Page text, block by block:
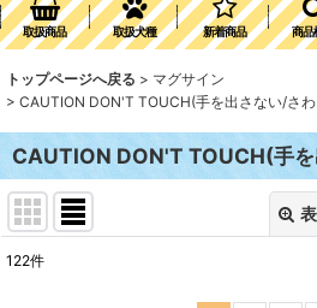
取扱商品 取扱犬種 新着商品 商品
トップページへ戻る > マグサイン
> CAUTION DON'T TOUCH(手を出さない/さ
CAUTION DON'T TOUCH(手
122件